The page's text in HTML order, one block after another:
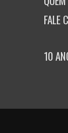
FALE
10